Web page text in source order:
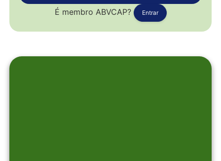
É membro ABVCAP? Entrar